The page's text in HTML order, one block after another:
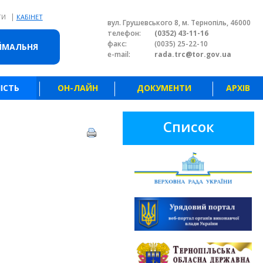
| КАБІНЕТ
вул. Грушевського 8, м. Тернопіль, 46000
телефон:
(0352) 43-11-16
факс:
(0035) 25-22-10
e-mail:
rada.trc@tor.gov.ua
ОН-ЛАЙН ДОКУМЕНТИ АРХІВ
Список